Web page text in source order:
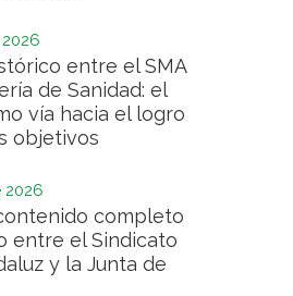
entre el SMA
de Sanidad: el
vía hacia el logro
objetivos
2026
completo
entre el Sindicato
y la Junta de